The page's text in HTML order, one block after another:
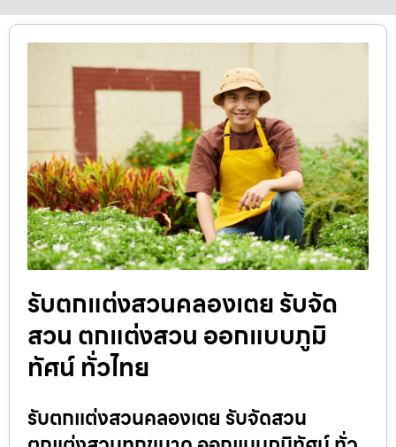
รับตกแต่งสวนคลองเตย รับจัด
สวน ตกแต่งสวน ออกแบบภูมิ
ทัศน์ ทั่วไทย
รับตกแต่งสวนคลองเตย รับจัดสวน